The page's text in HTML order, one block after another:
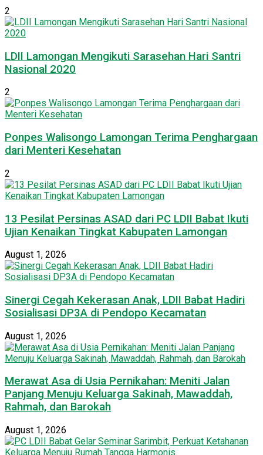
2
LDII Lamongan Mengikuti Sarasehan Hari Santri
Nasional 2020
2
Ponpes Walisongo Lamongan Terima Penghargaan
dari Menteri Kesehatan
2
13 Pesilat Persinas ASAD dari PC LDII Babat Ikuti
Ujian Kenaikan Tingkat Kabupaten Lamongan
August 1, 2026
Sinergi Cegah Kekerasan Anak, LDII Babat Hadiri
Sosialisasi DP3A di Pendopo Kecamatan
August 1, 2026
Merawat Asa di Usia Pernikahan: Meniti Jalan
Panjang Menuju Keluarga Sakinah, Mawaddah,
Rahmah, dan Barokah
August 1, 2026